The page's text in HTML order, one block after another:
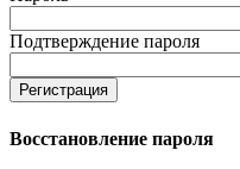
Подтверждение пароля
Восстановление пароля